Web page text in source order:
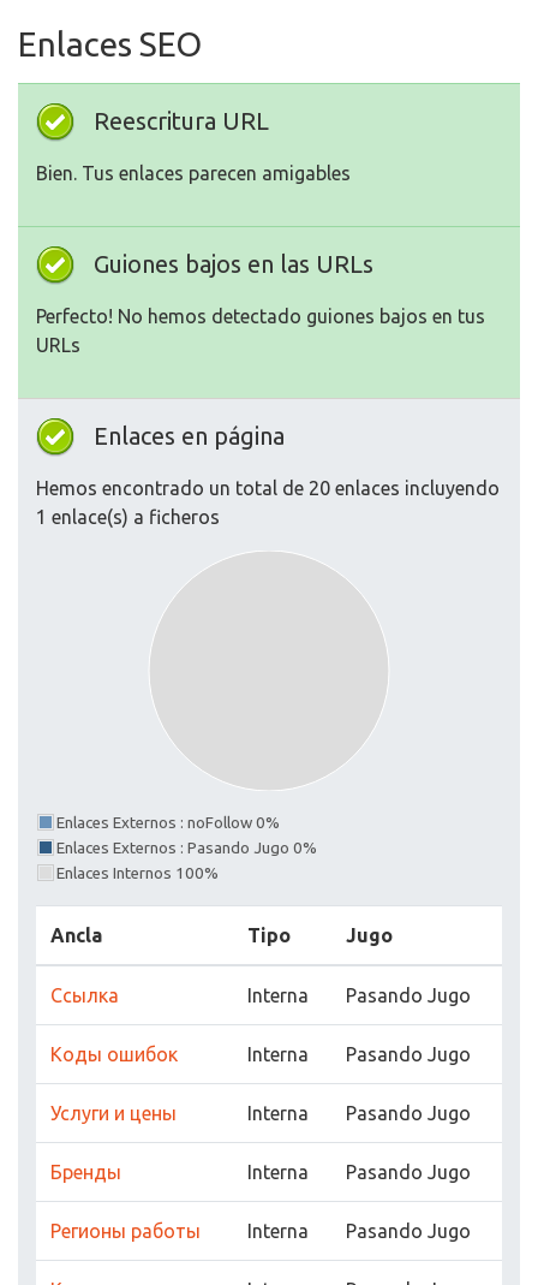
Enlaces SEO
Reescritura URL
Bien. Tus enlaces parecen amigables
Guiones bajos en las URLs
Perfecto! No hemos detectado guiones bajos en tus
URLs
Enlaces en página
Hemos encontrado un total de 20 enlaces incluyendo
1 enlace(s) a ficheros
Enlaces Externos : noFollow 0%
Enlaces Externos : Pasando Jugo 0%
Enlaces Internos 100%
Ancla Tipo Jugo
Ссылка Interna Pasando Jugo
Коды ошибок Interna Pasando Jugo
Услуги и цены Interna Pasando Jugo
Бренды Interna Pasando Jugo
Регионы работы Interna Pasando Jugo